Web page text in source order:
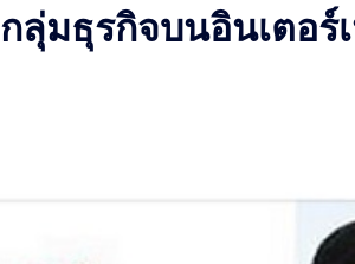
มธุรกิจบนอินเตอร์